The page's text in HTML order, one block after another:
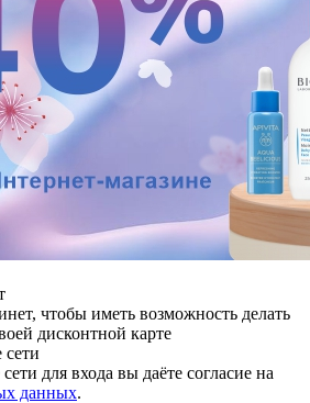
чтобы иметь возможность делать
дисконтной карте
сети
для входа вы даёте согласие на
данных.